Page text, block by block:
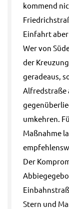
kommend
Einfahrt
Wer von
der
geradeaus,
Alfredstraße
umkehren.
Maßnahme
Der
Stern und